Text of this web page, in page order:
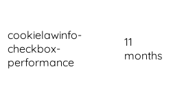
cookielawinfo-
checkbox-
performance
11
months